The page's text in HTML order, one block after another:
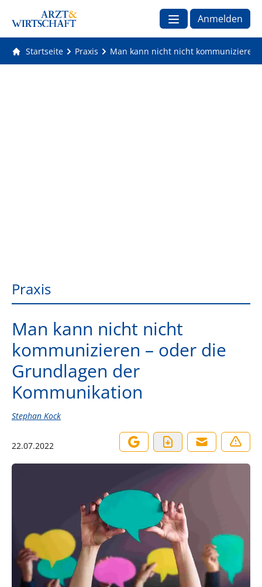
Anmelden
Startseite Praxis Man kann nicht nicht kommunizieren
Praxis
Man kann nicht nicht
kommunizieren – oder die
Grundlagen der
Kommunikation
Stephan Kock
22.07.2022